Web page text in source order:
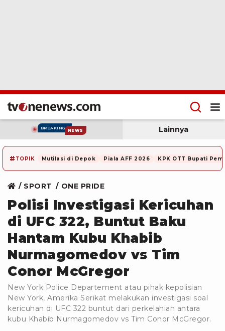
BREAKING NEWS Lainnya
# TOPIK Mutilasi di Depok Piala AFF 2026 KPK OTT Bupati
SPORT ONE PRIDE
Polisi Investigasi Kericuhan
di UFC 322, Buntut Baku
Hantam Kubu Khabib
Nurmagomedov vs Tim
Conor McGregor
New York Police Departement atau pihak kepolisian
New York, Amerika Serikat melakukan investigasi soal
kericuhan di UFC 322 buntut dari perkelahian antara
kubu Khabib Nurmagomedov vs Tim Conor McGregor.